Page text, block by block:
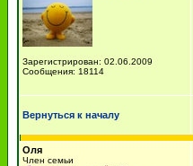
Зарегистрирован: 02.06.2009
Сообщения: 18114
Вернуться к началу
Оля
Член семьи